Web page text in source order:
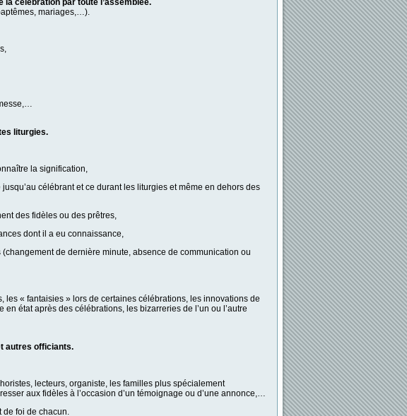
la célébration par toute l’assemblée.
mariages,…).
liturgies.
la signification,
célébrant et ce durant les liturgies et même en dehors des
des fidèles ou des prêtres,
dont il a eu connaissance,
de dernière minute, absence de communication ou
les « fantaisies » lors de certaines célébrations, les innovations de
état après des célébrations, les bizarreries de l’un ou l’autre
autres officiants.
lecteurs, organiste, les familles plus spécialement
aux fidèles à l’occasion d’un témoignage ou d’une annonce,…
de foi de chacun.